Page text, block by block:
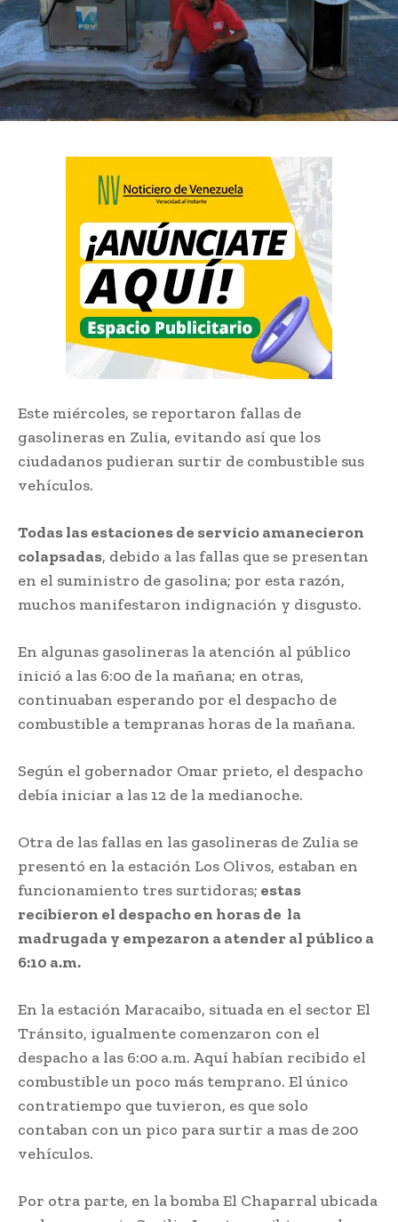
Este miércoles, se reportaron fallas de
gasolineras en Zulia, evitando así que los
ciudadanos pudieran surtir de combustible sus
vehículos.
Todas las estaciones de servicio amanecieron
colapsadas, debido a las fallas que se presentan
en el suministro de gasolina; por esta razón,
muchos manifestaron indignación y disgusto.
En algunas gasolineras la atención al público
inició a las 6:00 de la mañana; en otras,
continuaban esperando por el despacho de
combustible a tempranas horas de la mañana.
Según el gobernador Omar prieto, el despacho
debía iniciar a las 12 de la medianoche.
Otra de las fallas en las gasolineras de Zulia se
presentó en la estación Los Olivos, estaban en
funcionamiento tres surtidoras; estas
recibieron el despacho en horas de la
madrugada y empezaron a atender al público a
6:10 a.m.
En la estación Maracaibo, situada en el sector El
Tránsito, igualmente comenzaron con el
despacho a las 6:00 a.m. Aquí habían recibido el
combustible un poco más temprano. El único
contratiempo que tuvieron, es que solo
contaban con un pico para surtir a mas de 200
vehículos.
Por otra parte, en la bomba El Chaparral ubicada